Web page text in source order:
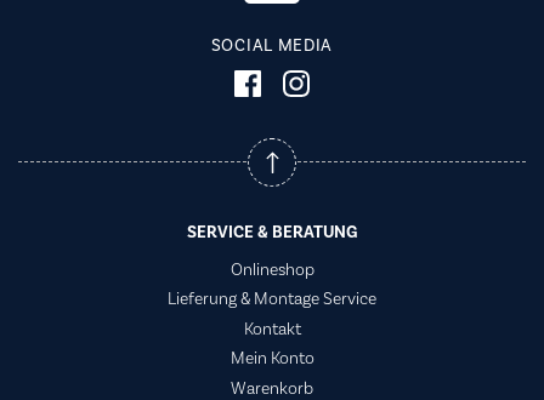
SOCIAL MEDIA
SERVICE & BERATUNG
Onlineshop
Lieferung & Montage Service
Kontakt
Mein Konto
Warenkorb